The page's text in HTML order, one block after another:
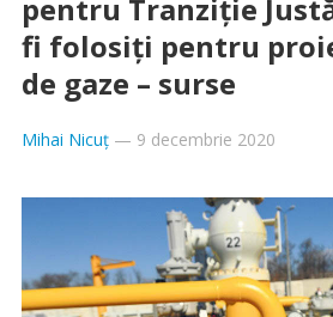
pentru Tranziție
fi folosiți pentru
de gaze – surse
Mihai Nicuț— 9 decembrie 2020